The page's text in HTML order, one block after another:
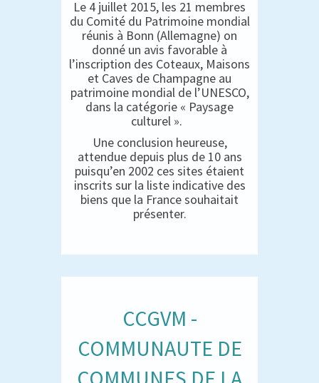
Le 4 juillet 2015, les 21 membres
du Comité du Patrimoine mondial
réunis à Bonn (Allemagne) on
donné un avis favorable à
l’inscription des Coteaux, Maisons
et Caves de Champagne au
patrimoine mondial de l’UNESCO,
dans la catégorie « Paysage
culturel ».
Une conclusion heureuse,
attendue depuis plus de 10 ans
puisqu’en 2002 ces sites étaient
inscrits sur la liste indicative des
biens que la France souhaitait
présenter.
CCGVM -
COMMUNAUTE DE